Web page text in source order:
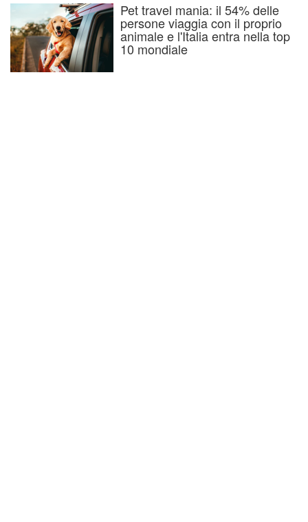
Pet travel mania: il 54% delle
persone viaggia con il proprio
animale e l'Italia entra nella top
10 mondiale